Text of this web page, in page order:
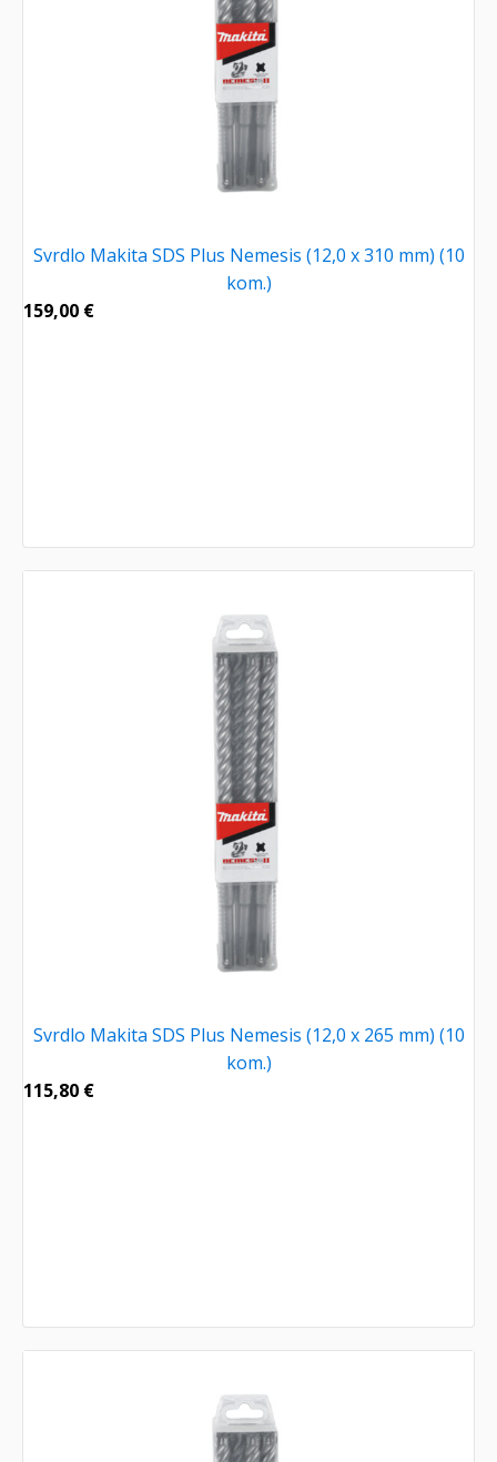
Svrdlo Makita SDS Plus Nemesis (12,0 x 310 mm) (10
kom.)
159,00 €
Svrdlo Makita SDS Plus Nemesis (12,0 x 265 mm) (10
kom.)
115,80 €